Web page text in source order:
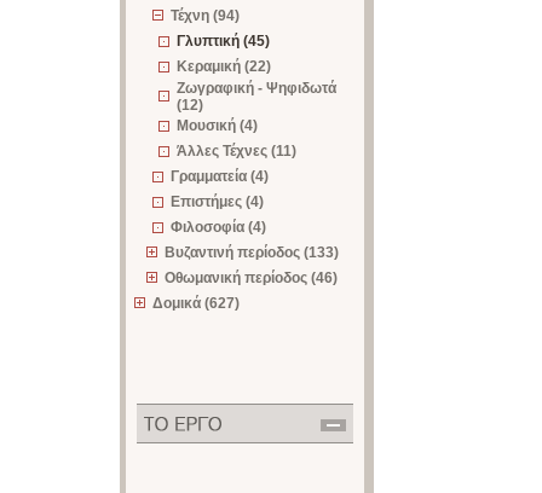
Τέχνη (94)
Γλυπτική (45)
Κεραμική (22)
Ζωγραφική - Ψηφιδωτά
(12)
Μουσική (4)
Άλλες Τέχνες (11)
Γραμματεία (4)
Επιστήμες (4)
Φιλοσοφία (4)
Βυζαντινή περίοδος (133)
Οθωμανική περίοδος (46)
Δομικά (627)